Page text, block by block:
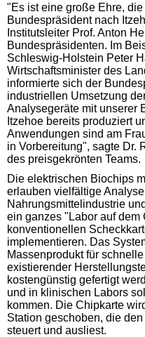
"Es ist eine große Ehre,
Bundespräsident nach
Institutsleiter Prof. Anton
Bundespräsidenten. Im
Schleswig-Holstein Peter
Wirtschaftsminister des
informierte sich der
industriellen Umsetzung
Analysegeräte mit unserer
Itzehoe bereits produziert
Anwendungen sind am
in Vorbereitung", sagte Dr.
des preisgekrönten Teams.
Die elektrischen Biochips
erlauben vielfältige
Nahrungsmittelindustrie
ein ganzes "Labor auf dem
konventionellen
implementieren. Das
Massenprodukt für
existierender
kostengünstig gefertigt
und in klinischen Labors
kommen. Die Chipkarte
Station geschoben, die
steuert und ausliest.